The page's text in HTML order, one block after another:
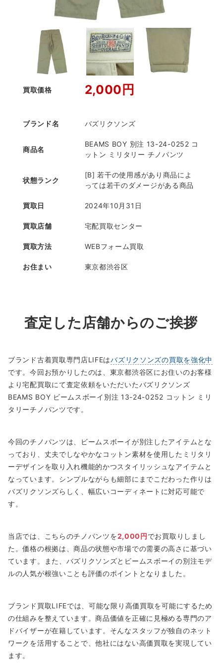
買取価格 2,000円
ブランド名 バズリクソンズ
商品名
BEAMS BOY 別注 13-24-0252 コ
ットン ミリタリー チノパンツ
状態ランク
[B] 若干の使用感があり商品によ
っては若干のダメージがある商品
買取日 2024年10月31日
買取店舗 宅配買取センター
買取方法 WEBフォーム買取
お住まい 東京都渋谷区
査定した店舗からのご挨拶
ブランド古着買取専門店LIFEはバズリクソンズの買取を強化中
です。今回お預かりしたのは、東京都渋谷区にお住いのお客様
より宅配買取にて査定依頼をいただいたバズリクソンズ
BEAMS BOY ビームスボーイ別注 13-24-0252 コットン ミリ
タリーチノパンツです。
今回のチノパンツは、ビームスボーイが別注したアイテムとな
っており、丈夫でしなやかなコットン素材を使用したミリタリ
ーデザインを取り入れ機能的かつスタイリッシュなアイテムと
なっています。シンプルながらも細部にまでこだわった作りは
バズリクソンズらしく、幅広いコーディネートに対応可能で
す。
当店では、こちらのチノパンツを2,000円でお買取りしまし
た。価格の根拠は、商品の状態や市場での需要の高さに基づい
ています。また、バズリクソンズとビームスボーイの別注モデ
ルの人気が根強いことも評価のポイントとなりました。
ブランド買取LIFEでは、可能な限り高価買取を可能にするため
の仕組みを整えています。商品価値を正確に見極める専門のア
ドバイザーが在籍しています。そんなスタッフが独自のネット
ワークを活用することで、他社にはない高価買取を実現してい
ます。